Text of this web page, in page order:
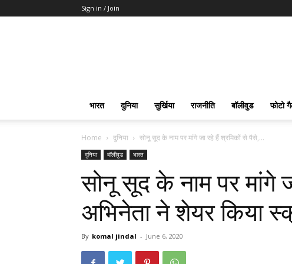
Sign in / Join
भारत दुनिया सुर्खिया राजनीति बॉलीवुड फोटो
Home दुनिया सोनू सूद के नाम पर मांगे जा रहे हैं श्रमिकों से पैसे,...
दुनिया बॉलीवुड भारत
सोनू सूद के नाम पर मांगे
अभिनेता ने शेयर किया
By komal jindal - June 6, 2020